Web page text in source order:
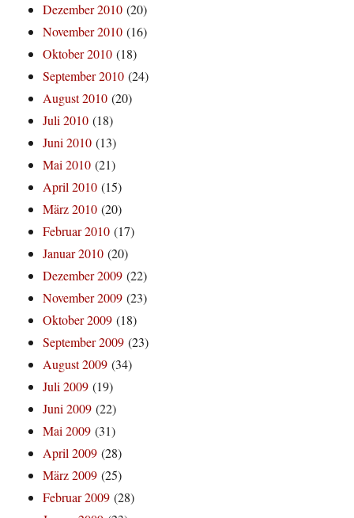
Dezember 2010 (20)
November 2010 (16)
Oktober 2010 (18)
September 2010 (24)
August 2010 (20)
Juli 2010 (18)
Juni 2010 (13)
Mai 2010 (21)
April 2010 (15)
März 2010 (20)
Februar 2010 (17)
Januar 2010 (20)
Dezember 2009 (22)
November 2009 (23)
Oktober 2009 (18)
September 2009 (23)
August 2009 (34)
Juli 2009 (19)
Juni 2009 (22)
Mai 2009 (31)
April 2009 (28)
März 2009 (25)
Februar 2009 (28)